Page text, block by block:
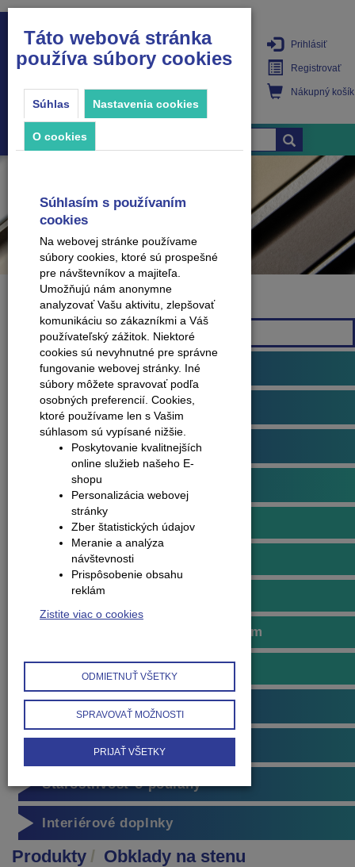
PRODUKTY
Prihlásiť
Registrovať
Nákupný košík
Značka
Všetky značky
Podlahové profily
Plávajúce podlahy
Dvere
Obklady na stenu
Akustické obklady
Matné obklady
Na stenu aj podlahu
Obklady s nekonečným vzorom
Obklady s vysokým leskom
Obvodové lišty (soklové)
Príslušenstvo k podlahám
Starostlivosť o podlahy
Interiérové doplnky
Produkty
Obklady na stenu
Táto webová stránka
používa súbory cookies
Súhlas Nastavenia cookies
O cookies
Súhlasím s používaním
cookies
Na webovej stránke používame
súbory cookies, ktoré sú prospešné
pre návštevníkov a majiteľa.
Umožňujú nám anonymne
analyzovať Vašu aktivitu, zlepšovať
komunikáciu so zákazníkmi a Váš
používateľský zážitok. Niektoré
cookies sú nevyhnutné pre správne
fungovanie webovej stránky. Iné
súbory môžete spravovať podľa
osobných preferencií. Cookies,
ktoré používame len s Vašim
súhlasom sú vypísané nižšie.
Poskytovanie kvalitnejších
online služieb našeho E-
shopu
Personalizácia webovej
stránky
Zber štatistických údajov
Meranie a analýza
návštevnosti
Prispôsobenie obsahu
reklám
Zistite viac o cookies
ODMIETNUŤ VŠETKY
SPRAVOVAŤ MOŽNOSTI
PRIJAŤ VŠETKY